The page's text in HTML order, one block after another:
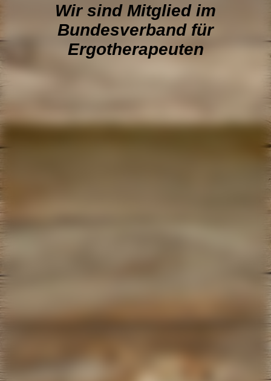
Wir sind Mitglied im
Bundesverband für
Ergotherapeuten